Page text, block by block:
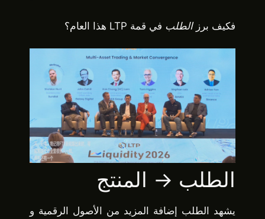
فكيف برزالطلب في قمة LTP هذا العام؟
الطلب → المنتج
يشهد الطلب إضافة المزيد من الأصول الرقمية و